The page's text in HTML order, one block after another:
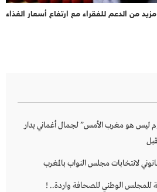
من الدعم للفقراء مع ارتفاع أسعار الغذاء
ليس هو مغرب الأمس” لجمال أغماني بدار
لانتخابات مجلس النواب بالمغرب
للمجلس الوطني للصحافة واردة.. !